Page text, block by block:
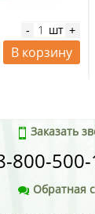
- шт +
В корзину
Заказать
800-
Обратная